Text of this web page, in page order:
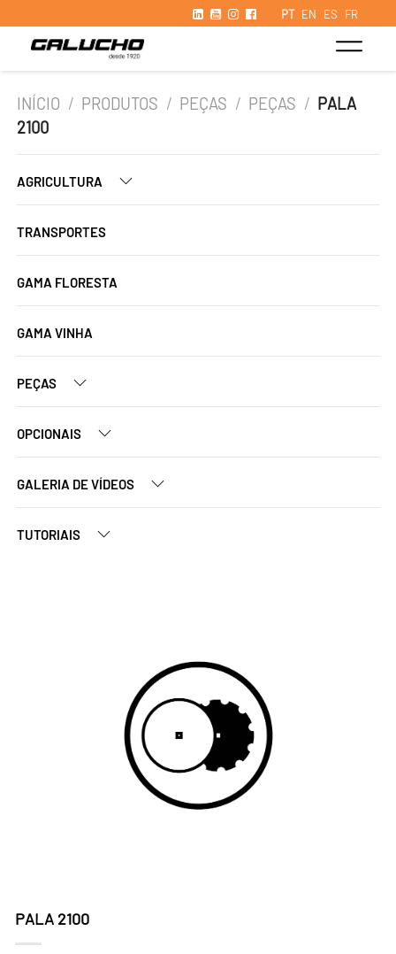
PT EN ES FR
INÍCIO / PRODUTOS / PEÇAS / PEÇAS / PALA
2100
AGRICULTURA
TRANSPORTES
GAMA FLORESTA
GAMA VINHA
PEÇAS
OPCIONAIS
GALERIA DE VÍDEOS
TUTORIAIS
PALA 2100